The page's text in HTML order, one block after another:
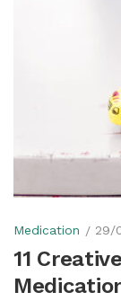
Medication 29/
11